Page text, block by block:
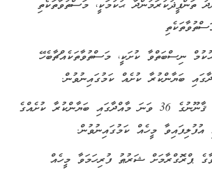
ތަންފީޛުކުރަމުންދާ ޙުކުމަކީ، މަސްތުވާތަކެތި
ނިސްބަތްވާ ކުށަކީ، މަސްތުވާތަކެއްޗާބެހޭ
5- މަސްތުވާތަކެއްޗާބެހޭ ޤާނޫނުގެ 36 ވަނަ މާއްދާގައި ބަޔާންކުރާ ކުށެއްގެ
މީހެއް ކަމުގައިނުވުން.
ޕްރޮގްރާމަށް ޝަރުޠު ފުރިހަމަވާ މީހެއް